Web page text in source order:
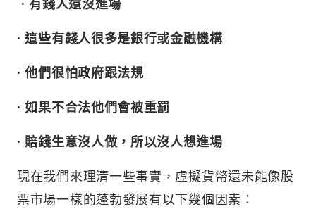
· 有錢人還沒進場
· 這些有錢人很多是銀行或金融機構
· 他們很怕政府跟法規
· 如果不合法他們會被重罰
· 賠錢生意沒人做，所以沒人想進場
現在我們來理清一些事實，虛擬貨幣還未能像股
票市場一樣的蓬勃發展有以下幾個因素：